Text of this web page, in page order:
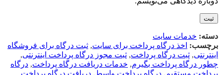
دسته: خدمات سایت
برچسب: اخذ درگاه پرداخت برای سایت, ثبت درگاه برای فروشگاه
اینترنتی, ثبت درگاه پرداخت, ثبت مجوز درگاه پرداخت اینترنتی,
چطور درگاه پرداخت بگیرم, خدمات دریافت درگاه پرداخت, درگاه
پرداخت مستقیم, درگاه پرداخت واسط, دریافت درگاه پرداخت